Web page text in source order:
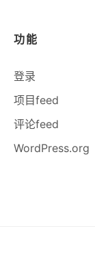
功能
登录
项目feed
评论feed
WordPress.org